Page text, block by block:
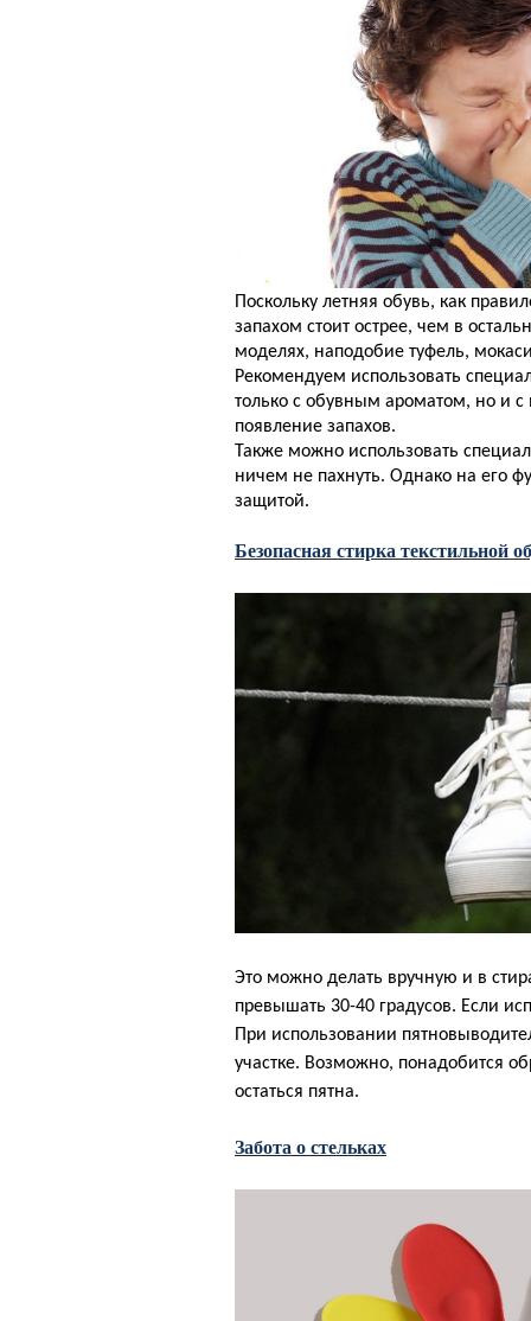
Поскольку летняя обувь, как
запахом стоит острее, чем в
моделях, наподобие туфель,
Рекомендуем использовать
только с обувным ароматом, но и
появление запахов.
Также можно использовать
ничем не пахнуть. Однако на его
защитой.
Безопасная стирка текстильной
Это можно делать вручную и в
превышать 30-40 градусов. Если
При использовании
участке. Возможно, понадобится
остаться пятна.
Забота о стельках